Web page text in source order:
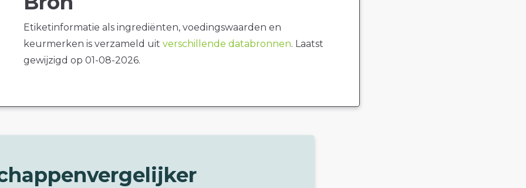
Etiketinformatie als ingrediënten, voedingswaarden en
keurmerken is verzameld uit verschillende databronnen. Laatst
gewijzigd op 01-08-2026.